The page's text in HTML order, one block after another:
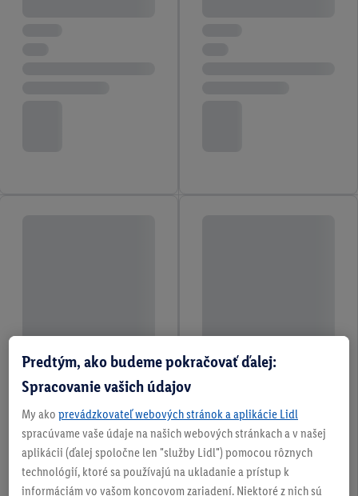
Predtým, ako budeme pokračovať ďalej:
Spracovanie vašich údajov
My ako prevádzkovateľ webových stránok a aplikácie Lidl
spracúvame vaše údaje na našich webových stránkach a v našej
aplikácii (ďalej spoločne len "služby Lidl") pomocou rôznych
technológií, ktoré sa používajú na ukladanie a prístup k
informáciám vo vašom koncovom zariadení. Niektoré z nich sú